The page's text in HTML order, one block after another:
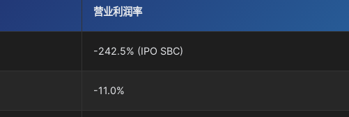
营业利润率
-242.5% (IPO SBC)
-11.0%